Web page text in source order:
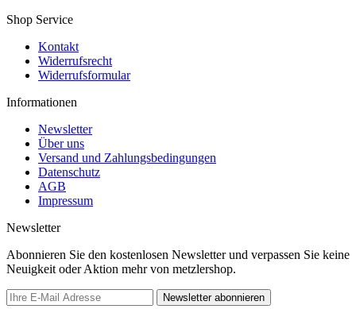
Shop Service
Kontakt
Widerrufsrecht
Widerrufsformular
Informationen
Newsletter
Über uns
Versand und Zahlungsbedingungen
Datenschutz
AGB
Impressum
Newsletter
Abonnieren Sie den kostenlosen Newsletter und verpassen Sie keine
Neuigkeit oder Aktion mehr von metzlershop.
Newsletter abonnieren